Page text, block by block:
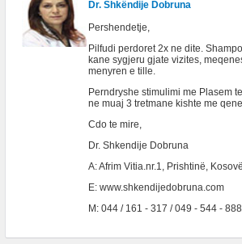
Dr. Shkëndije Dobruna
Pershendetje,
Pilfudi perdoret 2x ne dite.
kane sygjeru gjate vizites,
menyren e tille.
Perndryshe stimulimi me Plasem
ne muaj 3 tretmane kishte me
Cdo te mire,
Dr. Shkendije Dobruna
A: Afrim Vitia.nr.1, Prishtinë, Kosovë
E: www.shkendijedobruna.com
M: 044 / 161 - 317 / 049 - 544 -